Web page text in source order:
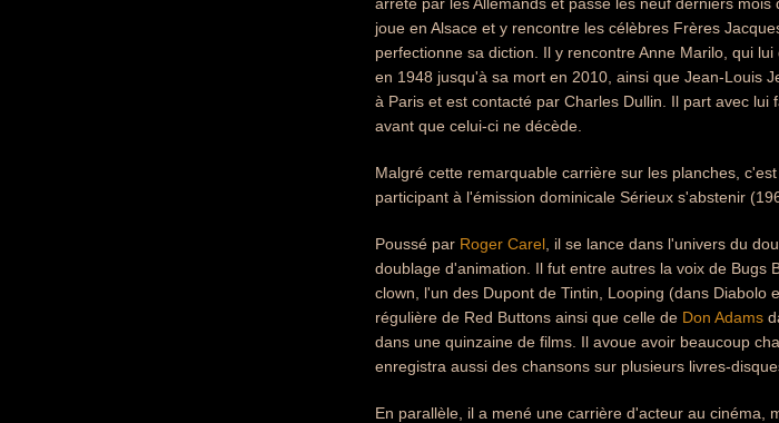
joue en Alsace et y rencontre les célèbres Frères
perfectionne sa diction. Il y rencontre Anne Marilo, qui
en 1948 jusqu'à sa mort en 2010, ainsi que Jean-Louis
à Paris et est contacté par Charles Dullin. Il part avec
avant que celui-ci ne décède.
Malgré cette remarquable carrière sur les planches,
participant à l'émission dominicale Sérieux s'abstenir
Poussé par Roger Carel , il se lance dans l'univers du
doublage d'animation. Il fut entre autres la voix de Bugs
clown, l'un des Dupont de Tintin, Looping (dans
régulière de Red Buttons ainsi que celle de Don Adams
dans une quinzaine de films. Il avoue avoir beaucoup
enregistra aussi des chansons sur plusieurs livres-
En parallèle, il a mené une carrière d'acteur au cinéma,